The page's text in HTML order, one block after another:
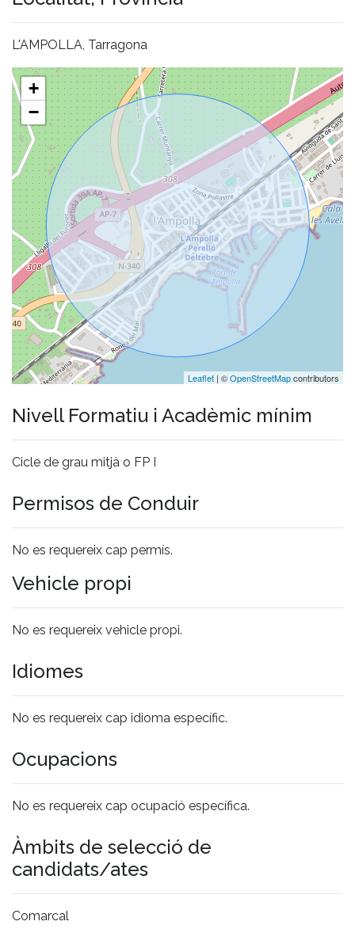
L'AMPOLLA, Tarragona
+
−
Leaflet | ©OpenStreetMapcontributors
Nivell Formatiu i Acadèmic mínim
Cicle de grau mitjà o FP I
Permisos de Conduir
No es requereix cap permís.
Vehicle propi
No es requereix vehicle propi.
Idiomes
No es requereix cap idioma específic.
Ocupacions
No es requereix cap ocupació específica.
Àmbits de selecció de
candidats/ates
Comarcal